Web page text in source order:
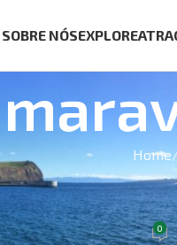
SOBRE NÓSEXPLORE
Home
OS AÇORES
den Azoren
On 8 de Junho, 2021 0